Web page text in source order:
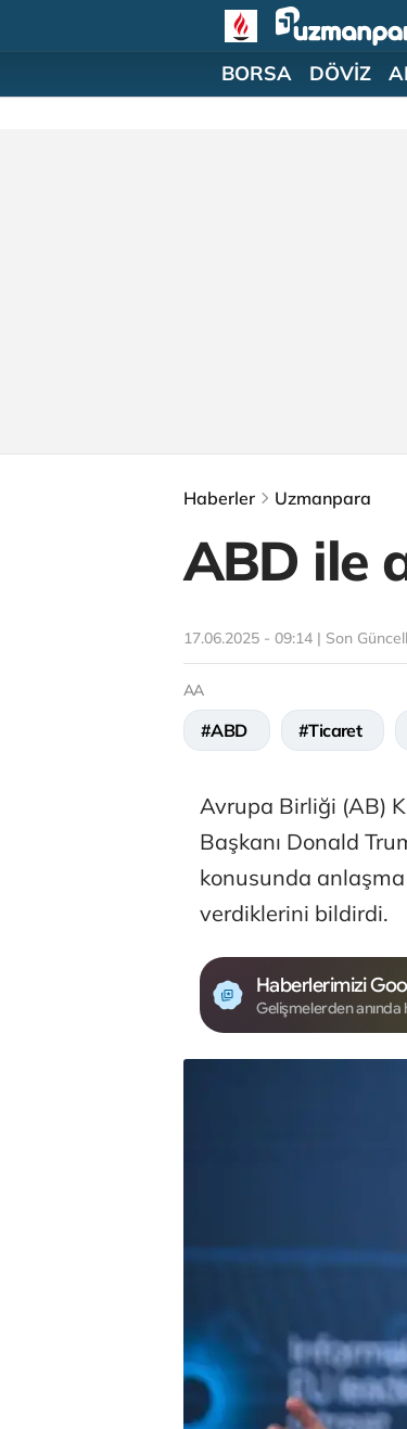
BORSA DÖVİZ
Haberler Uzmanpara
ABD ile
17.06.2025 - 09:14 | Son
AA
#ABD #Ticaret
Avrupa Birliği (AB)
Başkanı Donald
konusunda anlaşma
verdiklerini bildirdi.
Haberlerimizi
Gelişmelerden